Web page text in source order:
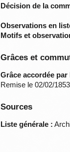
Décision de la
Observations en
Motifs et
Grâces et
Grâce accordée par
Remise le 02/02/1853
Sources
Liste générale :